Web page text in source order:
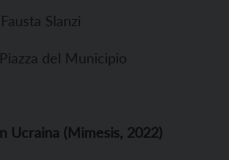
Slanzi
del Municipio
Ucraina (Mimesis, 2022)